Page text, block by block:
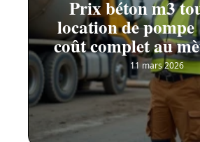
Prix béton m3
location de
coût complet au
11 mars 2026